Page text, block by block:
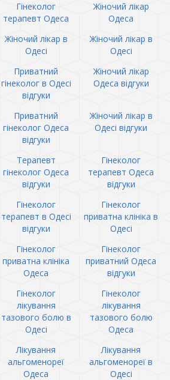
Гінеколог
терапевт Одеса
Жіночий лікар
Одеса
Жіночий лікар в
Одесі
Жіночий лікар в
Одесі
Приватний
гінеколог в Одесі
відгуки
Жіночий лікар
Одеса відгуки
Приватний
гінеколог Одеса
відгуки
Жіночий лікар в
Одесі відгуки
Терапевт
гінеколог Одеса
відгуки
Гінеколог
терапевт Одеса
відгуки
Гінеколог
терапевт в Одесі
відгуки
Гінеколог
приватна клініка в
Одесі
Гінеколог
приватна клініка
Одеса
Гінеколог
приватний Одеса
відгуки
Гінеколог
лікування
тазового болю в
Одесі
Гінеколог
лікування
тазового болю
Одеса
Лікування
альгоменореї
Одеса
Лікування
альгоменореї в
Одесі